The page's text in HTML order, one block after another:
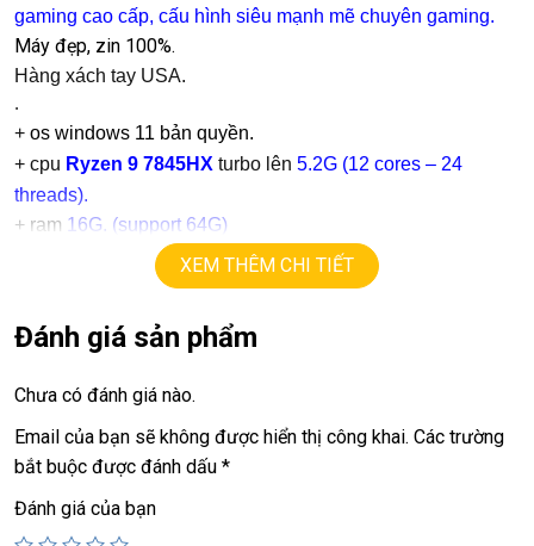
gaming cao cấp, cấu hình siêu mạnh mẽ chuyên gaming.
Máy đẹp, zin 100%.
Hàng xách tay USA.
.
+ os windows 11 bản quyền.
+ cpu Ryzen 9 7845HX turbo lên 5.2G (12 cores – 24
threads).
+ ram 16G. (support 64G)
QHD+(2560 X1600)240hz
==> vga AMD 610M
+USB type C, webcam, HDMI, Lan port, thunder port….
+ Pin 5h
+ Phím tùy chỉnh màuRG
Giá : 33.9tr.
XEM THÊM CHI TIẾT
Đánh giá sản phẩm
Chưa có đánh giá nào.
Email của bạn sẽ không được hiển thị công khai. Các trường
bắt buộc được đánh dấu *
Đánh giá của bạn